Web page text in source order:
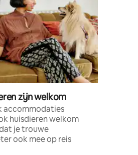
zijn welkom
accommodaties
huisdieren welkom
je trouwe
ook mee op reis